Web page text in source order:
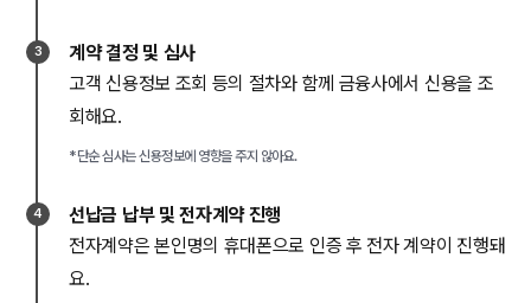
3
계약 결정 및 심사
고객 신용정보 조회 등의 절차와 함께 금융사에서 신용을 조
회해요.
*단순 심사는 신용정보에 영향을 주지 않아요.
4
선납금 납부 및 전자계약 진행
전자계약은 본인명의 휴대폰으로 인증 후 전자 계약이 진행돼
요.